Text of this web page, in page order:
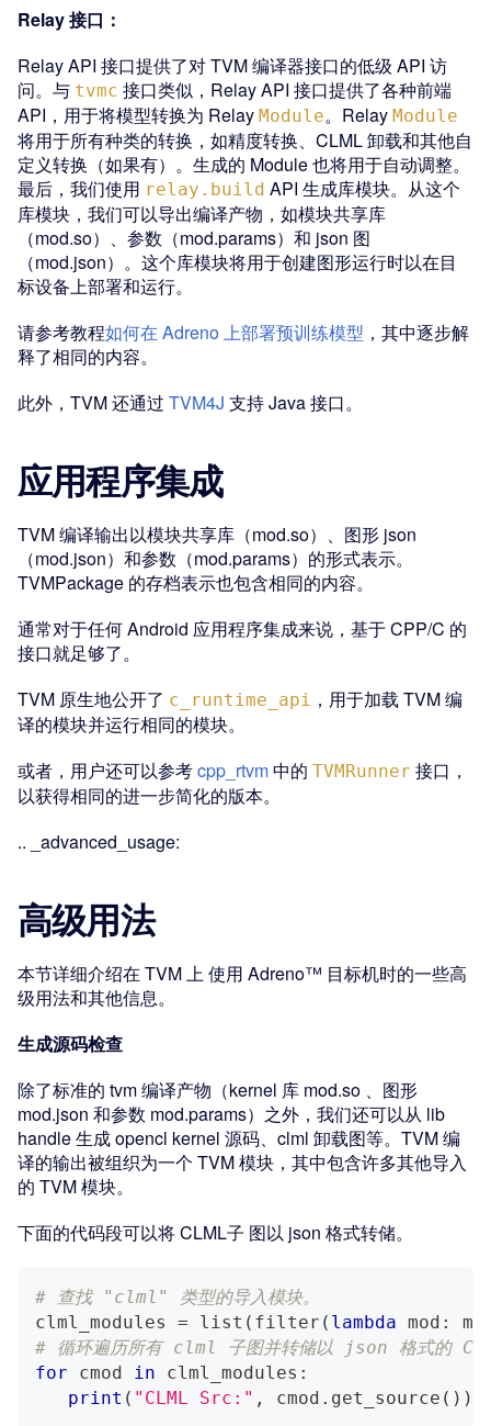
Relay 接口：
Relay API 接口提供了对 TVM 编译器接口的低级 API 访
问。与 tvmc 接口类似，Relay API 接口提供了各种前端
API，用于将模型转换为 Relay Module。Relay Module
将用于所有种类的转换，如精度转换、CLML 卸载和其他自
定义转换（如果有）。生成的 Module 也将用于自动调整。
最后，我们使用 relay.build API 生成库模块。从这个
库模块，我们可以导出编译产物，如模块共享库
（mod.so）、参数（mod.params）和 json 图
（mod.json）。这个库模块将用于创建图形运行时以在目
标设备上部署和运行。
请参考教程如何在 Adreno 上部署预训练模型 ，其中逐步解
释了相同的内容。
此外，TVM 还通过 TVM4J 支持 Java 接口。
应用程序集成
TVM 编译输出以模块共享库（mod.so）、图形 json
（mod.json）和参数（mod.params）的形式表示。
TVMPackage 的存档表示也包含相同的内容。
通常对于任何 Android 应用程序集成来说，基于 CPP/C 的
接口就足够了。
TVM 原生地公开了 c_runtime_api ，用于加载 TVM 编
译的模块并运行相同的模块。
或者，用户还可以参考cpp_rtvm中的 TVMRunner 接口，
以获得相同的进一步简化的版本。
.. _advanced_usage:
高级用法
本节详细介绍在 TVM 上 使用 Adreno™ 目标机时的一些高
级用法和其他信息。
生成源码检查
除了标准的 tvm 编译产物（kernel 库 mod.so 、图形
mod.json 和参数 mod.params）之外，我们还可以从 lib
handle 生成 opencl kernel 源码、clml 卸载图等。TVM 编
译的输出被组织为一个 TVM 模块，其中包含许多其他导入
的 TVM 模块。
下面的代码段可以将 CLML子 图以 json 格式转储。
# 查找 "clml" 类型的导入模块。
clml_modules = list ( filter ( lambda mod :
# 循环遍历所有 clml 子图并转储以 json 格式的
for cmod in clml_modules :
print ( "CLML Src:" , cmod . get_source ( ) )